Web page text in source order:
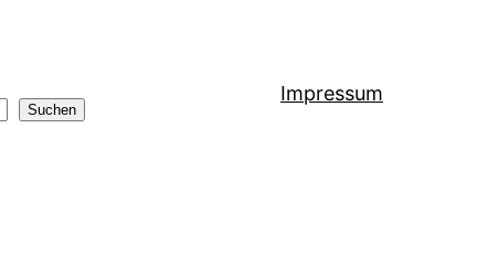
Suchen
Impressum